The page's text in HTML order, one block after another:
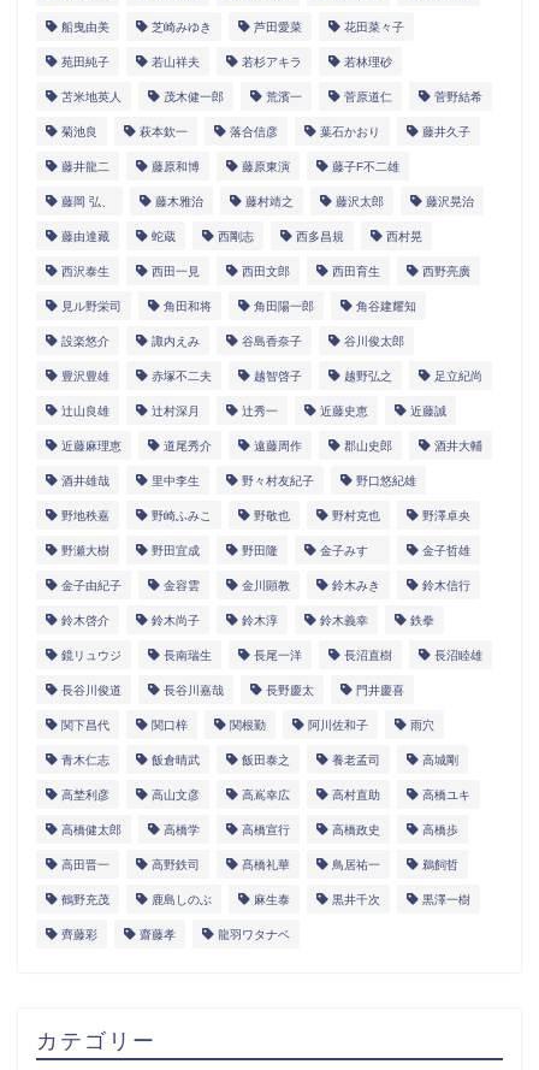
船曳由美 芝崎みゆき 芦田愛菜 花田菜々子
苑田純子 若山祥夫 若杉アキラ 若林理砂
苫米地英人 茂木健一郎 荒濱一 菅原道仁 菅野結希
菊池良 萩本欽一 落合信彦 葉石かおり 藤井久子
藤井龍二 藤原和博 藤原東演 藤子F不二雄
藤岡 弘、 藤木雅治 藤村靖之 藤沢太郎 藤沢晃治
藤由達藏 蛇蔵 西剛志 西多昌規 西村晃
西沢泰生 西田一見 西田文郎 西田育生 西野亮廣
見ル野栄司 角田和将 角田陽一郎 角谷建耀知
設楽悠介 諏内えみ 谷島香奈子 谷川俊太郎
豊沢豊雄 赤塚不二夫 越智啓子 越野弘之 足立紀尚
辻山良雄 辻村深月 辻秀一 近藤史恵 近藤誠
近藤麻理恵 道尾秀介 遠藤周作 郡山史郎 酒井大輔
酒井雄哉 里中李生 野々村友紀子 野口悠紀雄
野地秩嘉 野崎ふみこ 野敬也 野村克也 野澤卓央
野瀬大樹 野田宜成 野田隆 金子みすゞ 金子哲雄
金子由紀子 金容雲 金川顕教 鈴木みき 鈴木信行
鈴木啓介 鈴木尚子 鈴木淳 鈴木義幸 鉄拳
鏡リュウジ 長南瑞生 長尾一洋 長沼直樹 長沼睦雄
長谷川俊道 長谷川嘉哉 長野慶太 門井慶喜
関下昌代 関口梓 関根勤 阿川佐和子 雨穴
青木仁志 飯倉晴武 飯田泰之 養老孟司 高城剛
高埜利彦 高山文彦 高嶌幸広 高村直助 高橋ユキ
高橋健太郎 高橋学 高橋宣行 高橋政史 高橋歩
高田晋一 高野鉄司 髙橋礼華 鳥居祐一 鵜飼哲
鶴野充茂 鹿島しのぶ 麻生泰 黒井千次 黒澤一樹
齊藤彩 齋藤孝 龍羽ワタナベ
カテゴリー